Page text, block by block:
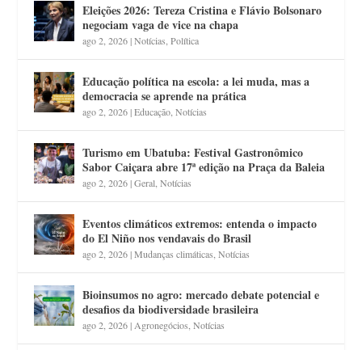
Eleições 2026: Tereza Cristina e Flávio Bolsonaro
negociam vaga de vice na chapa
ago 2, 2026|Notícias ,Política
Educação política na escola: a lei muda, mas a
democracia se aprende na prática
ago 2, 2026|Educação ,Notícias
Turismo em Ubatuba: Festival Gastronômico
Sabor Caiçara abre 17ª edição na Praça da Baleia
ago 2, 2026|Geral ,Notícias
Eventos climáticos extremos: entenda o impacto
do El Niño nos vendavais do Brasil
ago 2, 2026|Mudanças climáticas ,Notícias
Bioinsumos no agro: mercado debate potencial e
desafios da biodiversidade brasileira
ago 2, 2026| Agronegócios ,Notícias